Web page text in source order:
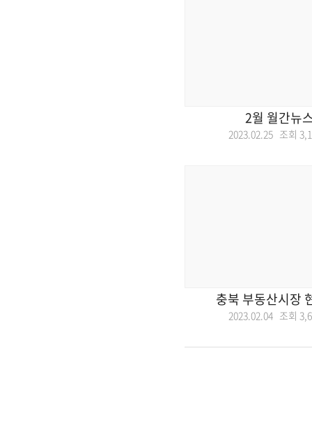
2월 월간뉴
2023.02.25 조회
충북 부동산시장
2023.02.04 조회